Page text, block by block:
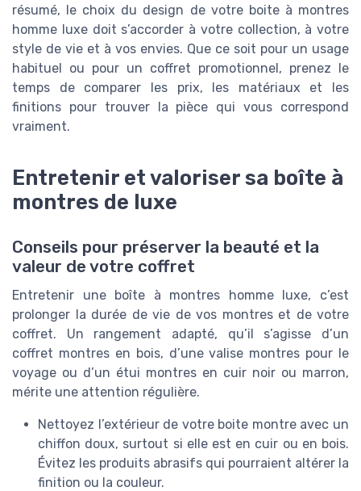
résumé, le choix du design de votre boite à montres
homme luxe doit s’accorder à votre collection, à votre
style de vie et à vos envies. Que ce soit pour un usage
habituel ou pour un coffret promotionnel, prenez le
temps de comparer les prix, les matériaux et les
finitions pour trouver la pièce qui vous correspond
vraiment.
Entretenir et valoriser sa boîte à
montres de luxe
Conseils pour préserver la beauté et la
valeur de votre coffret
Entretenir une boîte à montres homme luxe, c’est
prolonger la durée de vie de vos montres et de votre
coffret. Un rangement adapté, qu’il s’agisse d’un
coffret montres en bois, d’une valise montres pour le
voyage ou d’un étui montres en cuir noir ou marron,
mérite une attention régulière.
Nettoyez l’extérieur de votre boite montre avec un
chiffon doux, surtout si elle est en cuir ou en bois.
Évitez les produits abrasifs qui pourraient altérer la
finition ou la couleur.